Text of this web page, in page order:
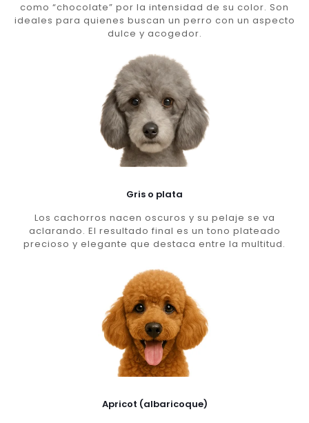
como “chocolate” por la intensidad de su color. Son
ideales para quienes buscan un perro con un aspecto
dulce y acogedor.
Gris o plata
Los cachorros nacen oscuros y su pelaje se va
aclarando. El resultado final es un tono plateado
precioso y elegante que destaca entre la multitud.
Apricot (albaricoque)